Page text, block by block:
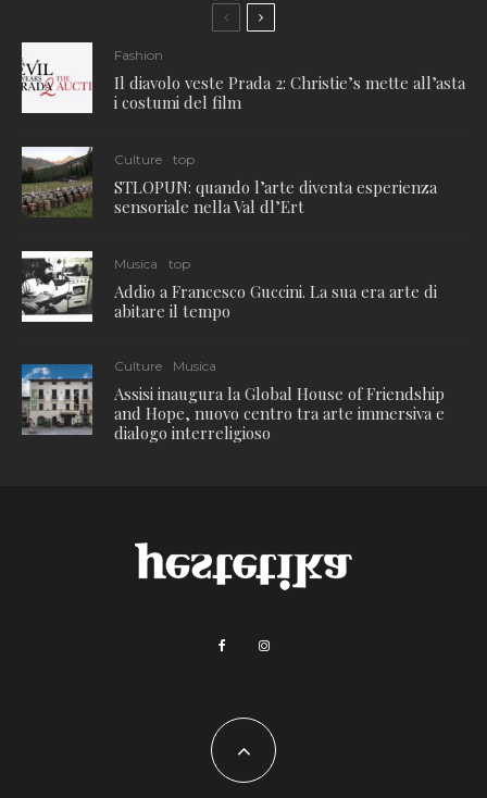
Fashion
Il diavolo veste Prada 2: Christie’s mette all’asta
i costumi del film
Culture top
STLOPUN: quando l’arte diventa esperienza
sensoriale nella Val dl’Ert
Musica top
Addio a Francesco Guccini. La sua era arte di
abitare il tempo
Culture Musica
Assisi inaugura la Global House of Friendship
and Hope, nuovo centro tra arte immersiva e
dialogo interreligioso